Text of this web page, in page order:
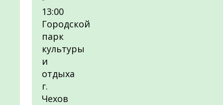
13:00
Городской
парк
культуры
и
отдыха
г.
Чехов